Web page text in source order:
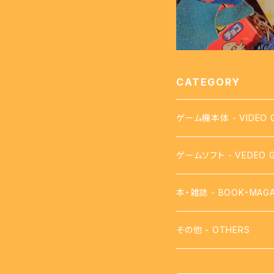
CATEGORY
ゲーム機本体 - VIDEO
ゲームソフト - VEDEO
【FC】ファミコン -
【FDS】ディスクシステ
本・雑誌 - BOOK・
攻略本
その他 - OTHERS